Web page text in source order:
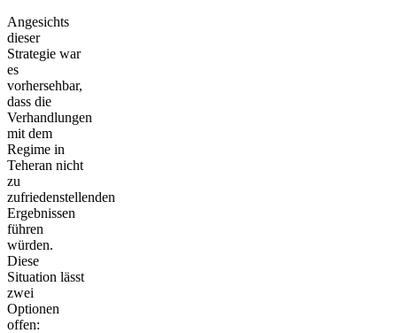
Angesichts
dieser
Strategie war
es
vorhersehbar,
dass die
Verhandlungen
mit dem
Regime in
Teheran nicht
zu
zufriedenstellenden
Ergebnissen
führen
würden.
Diese
Situation lässt
zwei
Optionen
offen: